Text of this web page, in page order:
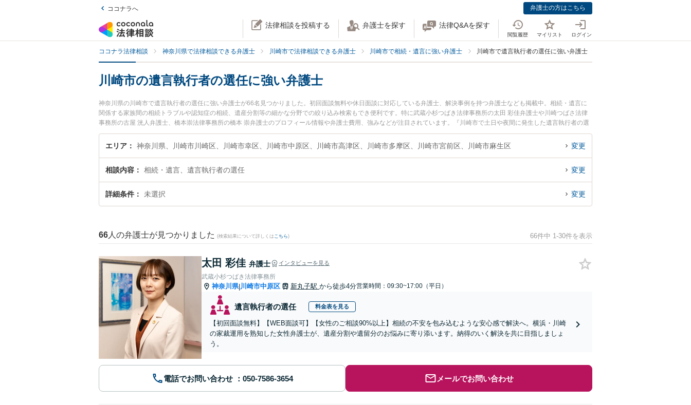
ココナラへ 弁護士の方はこちら
法律相談を投稿する 弁護士を探す 法律Q&Aを探す
閲覧履歴 マイリスト ログイン
ココナラ法律相談 神奈川県で法律相談できる弁護士 川崎市で法律相談できる弁護士 川崎市で相続・遺言に強い弁護士 川崎市で遺言執行者の選任に強い弁護士
川崎市の遺言執行者の選任に強い弁護士
神奈川県の川崎市で遺言執行者の選任に強い弁護士が66名見つかりました。初回面談無料や休日面談に対応している弁護士、解決事例を持つ弁護士なども掲載中。相続・遺言に
関係する家族間の相続トラブルや認知症の相続、遺産分割等の細かな分野での絞り込み検索もでき便利です。特に武蔵小杉つばき法律事務所の太田 彩佳弁護士や川崎つばさ法律
事務所の古屋 洸人弁護士、橋本崇法律事務所の橋本 崇弁護士のプロフィール情報や弁護士費用、強みなどが注目されています。『川崎市で土日や夜間に発生した遺言執行者の選
任のトラブルを今すぐに弁護士に相談したい』『遺言執行者の選任のトラブル解決の実績豊富な近くの弁護士を検索したい』『初回相談無料で遺言執行者の選任を法律相談できる
川崎市内の弁護士に相談予約したい』などでお困りの相談者さんにおすすめです。
エリア 神奈川県、川崎市川崎区、川崎市幸区、川崎市中原区、川崎市高津区、川崎市多摩区、川崎市宮前区、川崎市麻生区 変更
相談内容 相続・遺言、遺言執行者の選任 変更
詳細条件 未選択 変更
66 人の弁護士が見つかりました (検索結果について詳しくは こちら) 66件中 1-30件を表示
太田 彩佳 弁護士 インタビューを見る
武蔵小杉つばき法律事務所
神奈川県|川崎市中原区 新丸子駅 から徒歩4分営業時間：09:30~17:00（平日）
遺言執行者の選任 料金表を見る
【初回面談無料】【WEB面談可】【女性のご相談90%以上】相続の不安を包み込むような安心感で解決へ。横浜・川崎
の家裁運用を熟知した女性弁護士が、遺産分割や遺留分のお悩みに寄り添います。納得のいく解決を共に目指しましょ
う。
電話でお問い合わせ メールでお問い合わせ